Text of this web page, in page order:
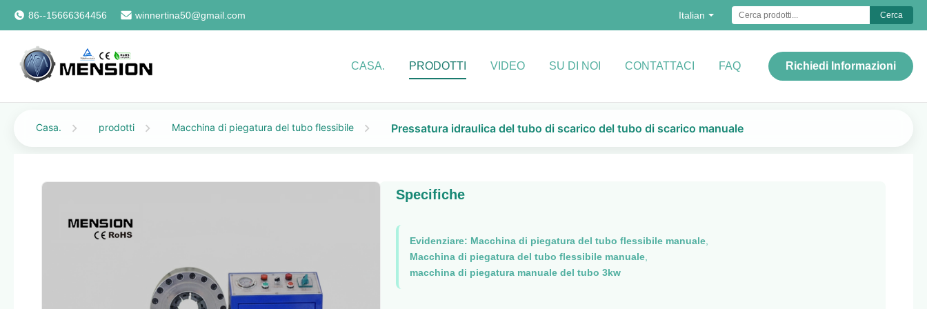
86--15666364456 winnertina50@gmail.com Italian Cerca
CASA. PRODOTTI VIDEO SU DI NOI CONTATTACI FAQ Richiedi Informazioni
Casa. prodotti Macchina di piegatura del tubo flessibile Pressatura idraulica del tubo di scarico del tubo di scarico manuale
Specifiche
Evidenziare: Macchina di piegatura del tubo flessibile manuale,
Macchina di piegatura del tubo flessibile manuale,
macchina di piegatura manuale del tubo 3kw